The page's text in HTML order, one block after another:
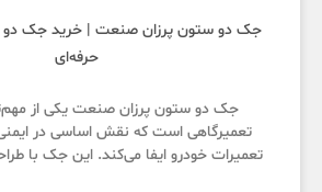
جک دو ستون پرزان صنعت | خرید جک دو
حرفه‌ای
جک دو ستون پرزان صنعت یکی از
تعمیرگاهی است که نقش اساسی در
تعمیرات خودرو ایفا می‌کند. این جک با